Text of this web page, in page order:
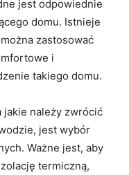
jest odpowiednie
domu. Istnieje
zastosować
i
takiego domu.
jakie należy zwrócić
jest wybór
Ważne jest, aby
termiczną,